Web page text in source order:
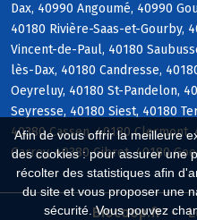
Afin de vous offrir la meilleure
des cookies : pour assurer une
récolter des statistiques afin
du site et vous proposer une
sécurité. Vous pouvez
Dax, 40990 Angoumé, 40990
40180 Rivière-Saas-et-Gourby,
Vincent-de-Paul, 40180
lès-Dax, 40180 Candresse,
Oeyreluy, 40180 St-Pandelon,
Seyresse, 40180 Siest, 40180
40380 Cassen, 40180
Garrey, 40380 Gibret, 40180
Biocoop.fr